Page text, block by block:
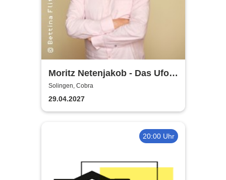
Moritz Netenjakob - Das Ufo
parkt falsch
Solingen, Cobra
29.04.2027
20:00 Uhr